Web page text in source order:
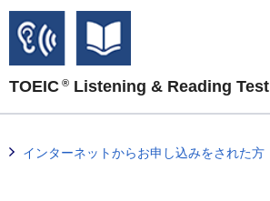
TOEIC ® Listening & Reading Test
インターネットからお申し込みをされた方